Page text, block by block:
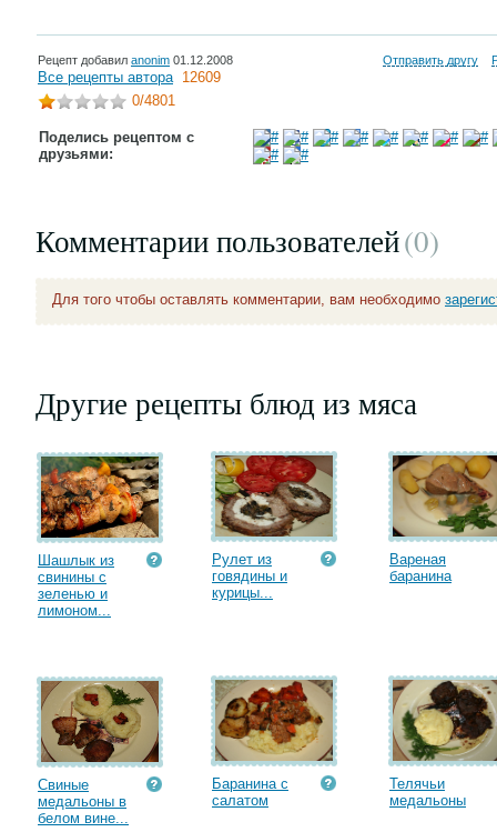
Рецепт добавил anonim 01.12.2008 Отправить другу
Все рецепты автора 12609
0/4801
Поделись рецептом с
друзьями:
Комментарии пользователей(0)
Для того чтобы оставлять комментарии, вам необходимо
Другие рецепты блюд из мяса
Шашлык из
свинины с
зеленью и
лимоном...
Рулет из
говядины и
курицы...
Вареная
баранина
Свиные
медальоны в
белом вине...
Баранина с
салатом
Телячьи
медальоны